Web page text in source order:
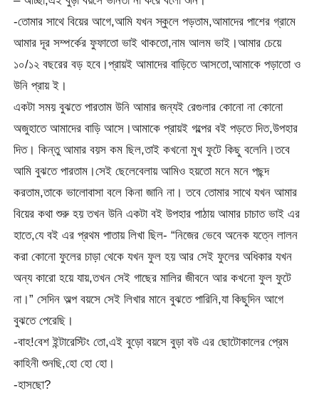
-তোমার সাথে বিয়ের আগে,আমি যখন স্কুলে পড়তাম,আমাদের পাশের গ্রামে
আমার দূর সম্পর্কের ফুফাতো ভাই থাকতো,নাম আলম ভাই।আমার চেয়ে
১০/১২ বছরের বড় হবে।প্রায়ই আমাদের বাড়িতে আসতো,আমাকে পড়াতো ও
উনি প্রায় ই।
একটা সময় বুঝতে পারতাম উনি আমার জন্যই রেগুলার কোনো না কোনো
অজুহাতে আমাদের বাড়ি আসে।আমাকে প্রায়ই গল্পের বই পড়তে দিত,উপহার
দিত। কিন্তু আমার বয়স কম ছিল,তাই কখনো মুখ ফুটে কিছু বলেনি।তবে
আমি বুঝতে পারতাম।সেই ছেলেবেলায় আমিও হয়তো মনে মনে পছন্দ
করতাম,তাকে ভালোবাসা বলে কিনা জানি না। তবে তোমার সাথে যখন আমার
বিয়ের কথা শুরু হয় তখন উনি একটা বই উপহার পাঠায় আমার চাচাত ভাই এর
হাতে,যে বই এর প্রথম পাতায় লিখা ছিল- “নিজের ভেবে অনেক যত্নে লালন
করা কোনো ফুলের চাড়া থেকে যখন ফুল হয় আর সেই ফুলের অধিকার যখন
অন্য কারো হয়ে যায়,তখন সেই গাছের মালির জীবনে আর কখনো ফুল ফুটে
না।” সেদিন অল্প বয়সে সেই লিখার মানে বুঝতে পারিনি,যা কিছুদিন আগে
বুঝতে পেরেছি।
-বাহ!বেশ ইন্টারেস্টিং তো,এই বুড়ো বয়সে বুড়া বউ এর ছোটোকালের প্রেম
কাহিনী শুনছি,হো হো হো।
-হাসছো?